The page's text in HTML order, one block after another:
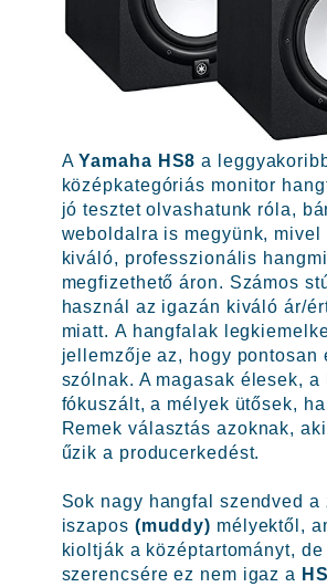
AYamaha HS8 a
középkategóriás monitor
jó tesztet olvashatunk róla,
weboldalra is megyünk, mivel
kiváló, professzionális
megfizethető áron. Számos
használ az igazán kiváló ár/
miatt. A hangfalak
jellemzője az, hogy pontosan
szólnak. A magasak élesek, a
fókuszált, a mélyek ütősek,
Remek választás azoknak,
űzik a producerkedést.
Sok nagy hangfal szendved a
iszapos (muddy) mélyektől,
kioltják a középtartományt, de
szerencsére ez nem igaz a